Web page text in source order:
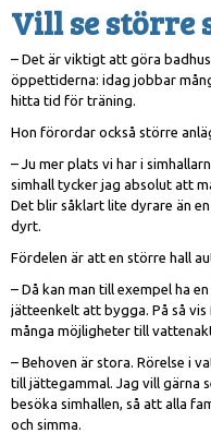
Vill se större
– Det är viktigt att göra
öppettiderna: idag jobbar
hitta tid för träning.
Hon förordar också större
– Ju mer plats vi har i
simhall tycker jag absolut att
Det blir såklart lite dyrare än
dyrt.
Fördelen är att en större hall
– Då kan man till exempel ha
jätteenkelt att bygga. På så
många möjligheter till
– Behoven är stora. Rörelse i
till jättegammal. Jag vill gärna
besöka simhallen, så att alla
och simma.